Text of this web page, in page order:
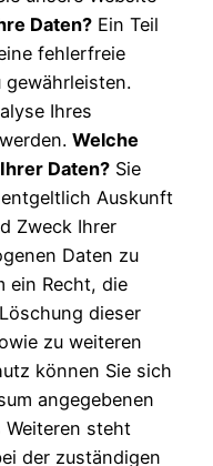
Daten? Ein Teil
fehlerfreie
gewährleisten.
Ihres
Welche
Daten? Sie
Auskunft
Zweck Ihrer
Daten zu
ein Recht, die
dieser
zu weiteren
können Sie sich
angegebenen
Weiteren steht
der zuständigen